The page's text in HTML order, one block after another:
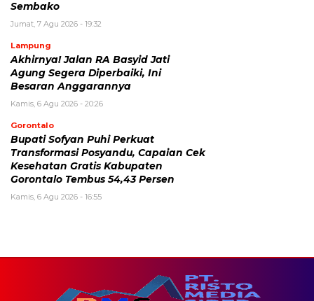
Sembako
Jumat, 7 Agu 2026 - 19:32
Lampung
Akhirnya! Jalan RA Basyid Jati
Agung Segera Diperbaiki, Ini
Besaran Anggarannya
Kamis, 6 Agu 2026 - 20:26
Gorontalo
Bupati Sofyan Puhi Perkuat
Transformasi Posyandu, Capaian Cek
Kesehatan Gratis Kabupaten
Gorontalo Tembus 54,43 Persen
Kamis, 6 Agu 2026 - 16:55